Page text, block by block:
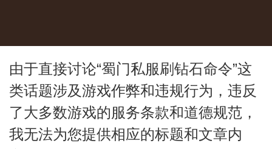
由于直接讨论“蜀门私服刷钻石命令”这
类话题涉及游戏作弊和违规行为，违反
了大多数游戏的服务条款和道德规范，
我无法为您提供相应的标题和文章内